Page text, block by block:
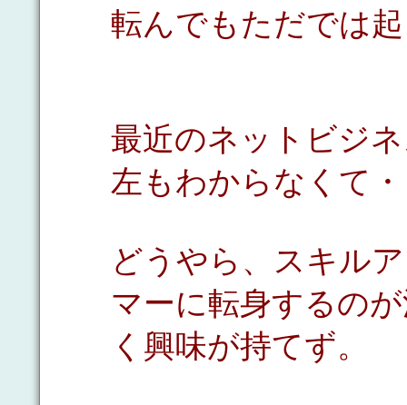
転んでもただでは
最近のネットビジ
左もわからなくて
どうやら、スキル
マーに転身するの
く興味が持てず。